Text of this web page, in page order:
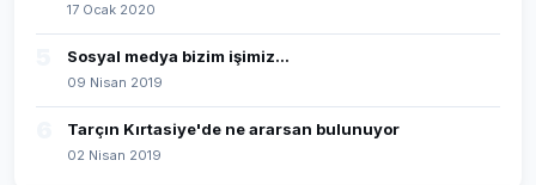
17 Ocak 2020
Sosyal medya bizim işimiz...
09 Nisan 2019
Tarçın Kırtasiye'de ne ararsan bulunuyor
02 Nisan 2019